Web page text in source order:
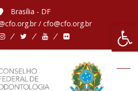
Brasília - DF
/ cfo@cfo.org.br